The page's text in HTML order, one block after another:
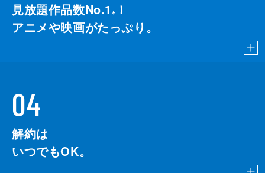
見放題作品数No.1 ※
！
アニメや映画がたっぷり。
04
解約は
いつでもOK。